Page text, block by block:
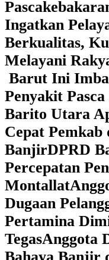
Ingatkan
Berkualitas,
Melayani
Barut Ini
Penyakit
Barito Utara
Cepat Pemkab
BanjirDPRD
Percepatan
Montallat
Dugaan
Pertamina
TegasAnggota